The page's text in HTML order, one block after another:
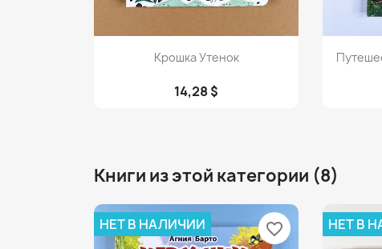
Просмотр
Крошка Утенок
14,28 $
Книги из этой категории (8)
НЕТ В НАЛИЧИИ favorite_border НЕТ В